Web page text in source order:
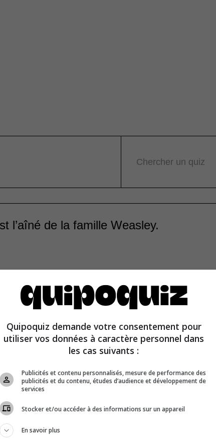
Chercher un quiz
l’aîné de la famille Weasley.
suivi de Charlie, Percy, Fred et George, Ron et
Quipoquiz demande votre consentement pour
utiliser vos données à caractère personnel dans
les cas suivants :
Publicités et contenu personnalisés, mesure de performance des
publicités et du contenu, études d’audience et développement de
services
Stocker et/ou accéder à des informations sur un appareil
En savoir plus